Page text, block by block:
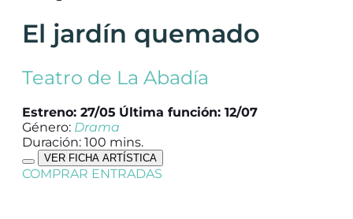
El jardín quemado
Teatro de La Abadía
Estreno: 27/05 Última función: 12/07
Género: Drama
Duración: 100 mins.
VER FICHA ARTÍSTICA
COMPRAR ENTRADAS